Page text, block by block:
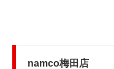
namco梅田店